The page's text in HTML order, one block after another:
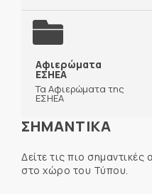
Αφιερώματα
ΕΣΗΕΑ
Τα Αφιερώματα της
ΕΣΗΕΑ
ΣΗΜΑΝΤΙΚΑ
Δείτε τις πιο σημαντικές
στο χώρο του Τύπου.